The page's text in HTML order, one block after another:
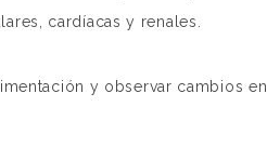
cardíacas y renales.
y observar cambios en